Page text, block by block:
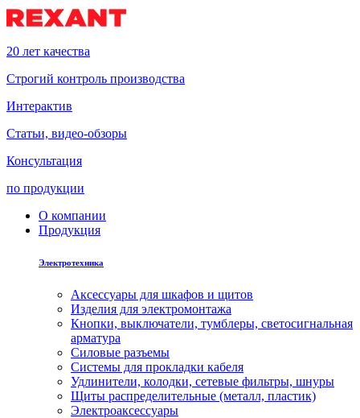
20 лет качества
Строгий контроль производства
Интерактив
Статьи, видео-обзоры
Консультация
по продукции
О компании
Продукция
Электротехника
Аксессуары для шкафов и щитов
Изделия для электромонтажа
Кнопки, выключатели, тумблеры, светосигнальная
арматура
Силовые разъемы
Системы для прокладки кабеля
Удлинители, колодки, сетевые фильтры, шнуры
Щиты распределительные (металл, пластик)
Электроаксессуары